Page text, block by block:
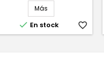
Más
 En stock favorite_border